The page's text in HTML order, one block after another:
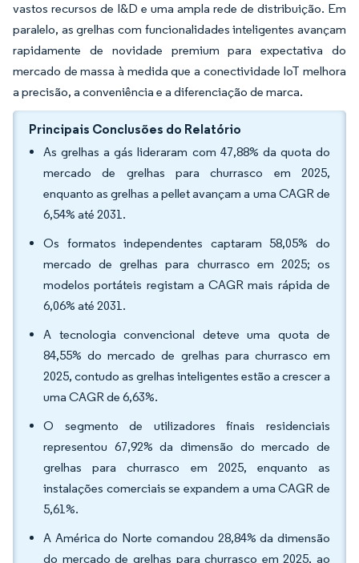
vastos recursos de I&D e uma ampla rede de distribuição. Em
paralelo, as grelhas com funcionalidades inteligentes avançam
rapidamente de novidade premium para expectativa do
mercado de massa à medida que a conectividade IoT melhora
a precisão, a conveniência e a diferenciação de marca.
Principais Conclusões do Relatório
As grelhas a gás lideraram com 47,88% da quota do
mercado de grelhas para churrasco em 2025,
enquanto as grelhas a pellet avançam a uma CAGR de
6,54% até 2031.
Os formatos independentes captaram 58,05% do
mercado de grelhas para churrasco em 2025; os
modelos portáteis registam a CAGR mais rápida de
6,06% até 2031.
A tecnologia convencional deteve uma quota de
84,55% do mercado de grelhas para churrasco em
2025, contudo as grelhas inteligentes estão a crescer a
uma CAGR de 6,63%.
O segmento de utilizadores finais residenciais
representou 67,92% da dimensão do mercado de
grelhas para churrasco em 2025, enquanto as
instalações comerciais se expandem a uma CAGR de
5,61%.
A América do Norte comandou 28,84% da dimensão
do mercado de grelhas para churrasco em 2025, ao